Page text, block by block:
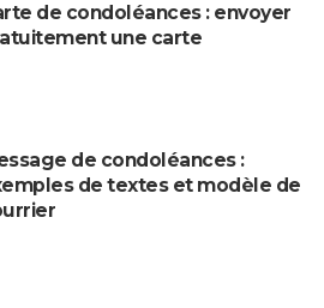
de condoléances : envoyer
une carte
de condoléances :
de textes et modèle de